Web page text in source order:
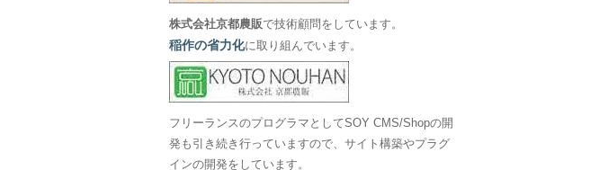
株式会社京都農販で技術顧問をしています。
稲作の省力化に取り組んでいます。
フリーランスのプログラマとしてSOY CMS/Shopの開
発も引き続き行っていますので、サイト構築やプラグ
インの開発をしています。